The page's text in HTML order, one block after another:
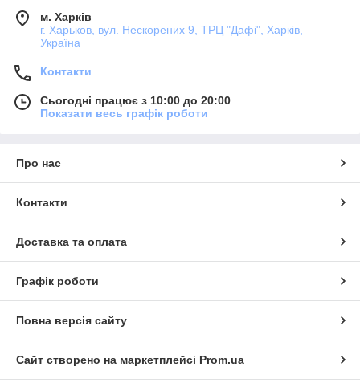
м. Харків
г. Харьков, вул. Нескорених 9, ТРЦ "Дафі", Харків,
Україна
Контакти
Сьогодні працює з 10:00 до 20:00
Показати весь графік роботи
Про нас
Контакти
Доставка та оплата
Графік роботи
Повна версія сайту
Сайт створено на маркетплейсі Prom.ua